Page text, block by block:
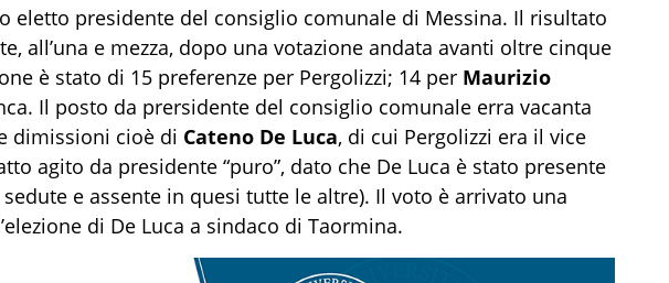
eletto presidente del consiglio comunale di Messina. Il risultato
all’una e mezza, dopo una votazione andata avanti oltre cinque
è stato di 15 preferenze per Pergolizzi; 14 per Maurizio
Il posto da prersidente del consiglio comunale erra vacanta
dimissioni cioè di Cateno De Luca, di cui Pergolizzi era il vice
agito da presidente “puro”, dato che De Luca è stato presente
e assente in quesi tutte le altre). Il voto è arrivato una
di De Luca a sindaco di Taormina.